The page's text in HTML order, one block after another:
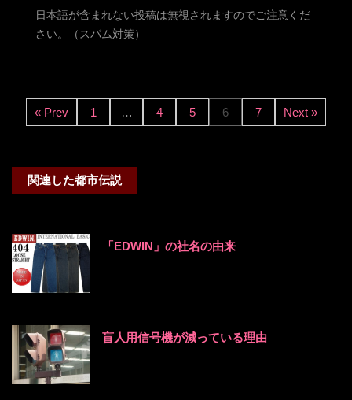
日本語が含まれない投稿は無視されますのでご注意くだ
さい。（スパム対策）
« Prev 1 … 4 5 6 7 Next »
関連した都市伝説
「EDWIN」の社名の由来
盲人用信号機が減っている理由